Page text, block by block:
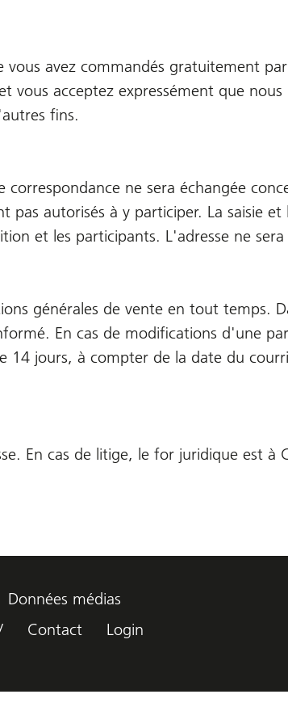
vous avez commandés gratuitement
acceptez expressément que
fins.
ne sera échangée
pas autorisés à y participer. La saisie
et les participants. L'adresse ne sera
générales de vente en tout temps.
En cas de modifications d'une
14 jours, à compter de la date du
En cas de litige, le for juridique est à
Données médias
Contact Login